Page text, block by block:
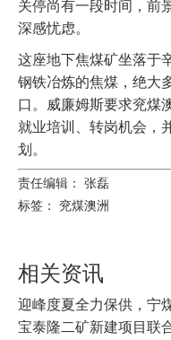
关停尚有一段时间，前
深感忧虑。
这座地下焦煤矿坐落于
钢铁冶炼的焦煤，绝大
口。威廉姆斯要求兖煤
就业培训、转岗机会，
划。
责任编辑： 张磊
标签： 兖煤澳洲
相关资讯
迎峰度夏全力保供，宁
宝泰隆二矿新建项目联